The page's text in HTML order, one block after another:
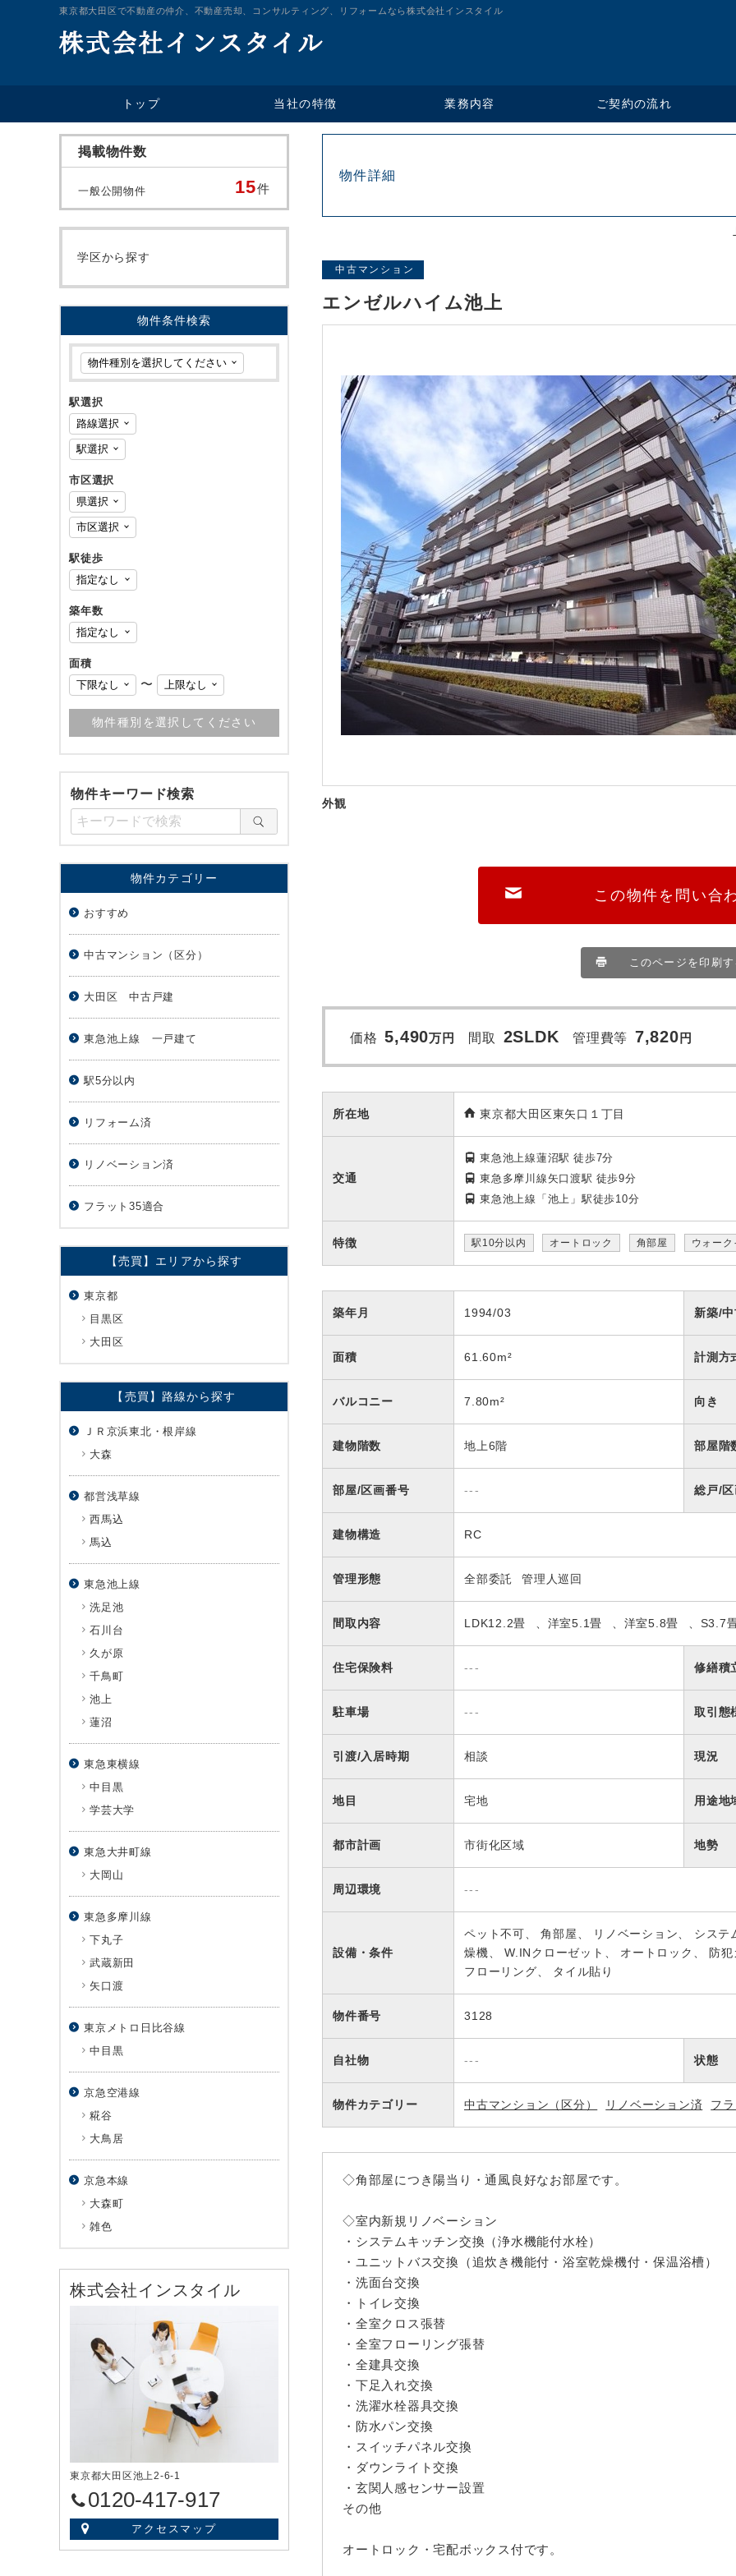
東京都大田区で不動産の仲介、不動産売却、コンサルティング、リフォームなら株式会社インスタイル
トップ 当社の特徴 業務内容 ご契約の流れ
物件詳細
中古マンション
エンゼルハイム池上
外観
この物件を問い合
このページを印刷す
価格 5,490万 円 間取 2SLDK 管理費等 7,820 円
所在地 東京都大田区東矢口１丁目
交通
東急池上線蓮沼駅 徒歩7分
東急多摩川線矢口渡駅 徒歩9分
東急池上線「池上」駅徒歩10分
特徴 駅10分以内 オートロック 角部屋 ウォーク
築年月 1994/03 新築/
面積 61.60m² 計測方
バルコニー 7.80m² 向き
建物階数 地上6階 部屋階
部屋/区画番号 --- 総戸/
建物構造 RC
管理形態 全部委託 管理人巡回
間取内容 LDK12.2畳 洋室5.1畳 洋室5.8畳 S3.7
住宅保険料 --- 修繕積
駐車場 --- 取引態
引渡/入居時期 相談 現況
地目 宅地 用途地
都市計画 市街化区域 地勢
周辺環境 ---
設備・条件
ペット不可 角部屋 リノベーション システ
燥機
W.INクローゼット オートロック 防犯
フローリング
タイル貼り
物件番号 3128
自社物 --- 状態
物件カテゴリー 中古マンション（区分） リノベーション済 フ
◇角部屋につき陽当り・通風良好なお部屋です。
◇室内新規リノベーション
・システムキッチン交換（浄水機能付水栓）
・ユニットバス交換（追炊き機能付・浴室乾燥機付・保温浴槽）
・洗面台交換
・トイレ交換
・全室クロス張替
・全室フローリング張替
・全建具交換
・下足入れ交換
・洗濯水栓器具交換
・防水パン交換
・スイッチパネル交換
・ダウンライト交換
・玄関人感センサー設置
その他
オートロック・宅配ボックス付です。
掲載物件数
一般公開物件 15件
学区から探す
物件条件検索
駅選択
市区選択
駅徒歩
築年数
面積
〜
物件キーワード検索
物件カテゴリー
おすすめ
中古マンション（区分）
大田区 中古戸建
東急池上線 一戸建て
駅5分以内
リフォーム済
リノベーション済
フラット35適合
【売買】エリアから探す
東京都
目黒区
大田区
【売買】路線から探す
ＪＲ京浜東北・根岸線
大森
都営浅草線
西馬込
馬込
東急池上線
洗足池
石川台
久が原
千鳥町
池上
蓮沼
東急東横線
中目黒
学芸大学
東急大井町線
大岡山
東急多摩川線
下丸子
武蔵新田
矢口渡
東京メトロ日比谷線
中目黒
京急空港線
糀谷
大鳥居
京急本線
大森町
雑色
株式会社インスタイル
東京都大田区池上2-6-1
0120-417-917
アクセスマップ